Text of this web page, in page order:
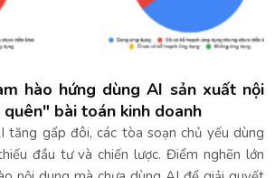
hào hứng dùng AI sản xuất nội
bài toán kinh doanh
tăng gấp đôi, các tòa soạn chủ yếu dùng
đầu tư và chiến lược. Điểm nghẽn lớn